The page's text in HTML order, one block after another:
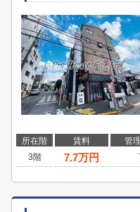
所在階 賃料
管
3階
7.7万円